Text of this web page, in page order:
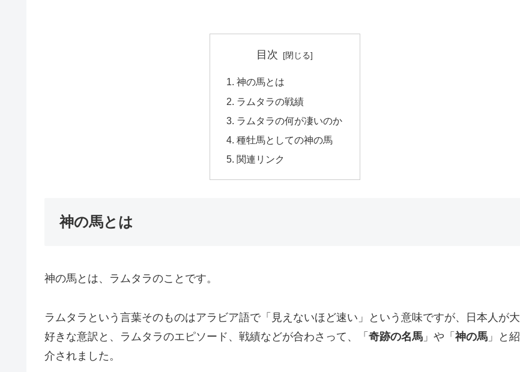
目次
神の馬とは
ラムタラの戦績
ラムタラの何が凄いのか
種牡馬としての神の馬
関連リンク
神の馬とは
神の馬とは、ラムタラのことです。
ラムタラという言葉そのものはアラビア語で「見えないほど速い」という意味ですが、日本人が大
好きな意訳と、ラムタラのエピソード、戦績などが合わさって、「 奇跡の名馬 」や「 神の馬 」と紹
介されました。